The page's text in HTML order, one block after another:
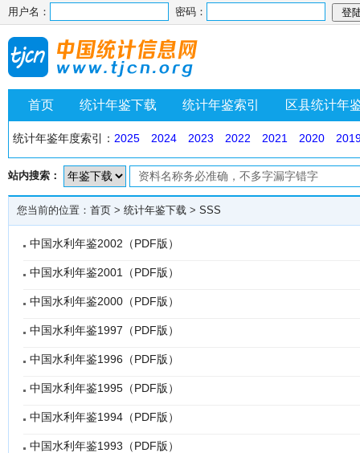
用户名： 密码：
首页 统计年鉴下载 统计年鉴索引 区县统计年
统计年鉴年度索引： 2025 2024 2023 2022 2021 2020
站内搜索：
您当前的位置： 首页 > 统计年鉴下载 > SSS
中国水利年鉴2002（PDF版）
中国水利年鉴2001（PDF版）
中国水利年鉴2000（PDF版）
中国水利年鉴1997（PDF版）
中国水利年鉴1996（PDF版）
中国水利年鉴1995（PDF版）
中国水利年鉴1994（PDF版）
中国水利年鉴1993（PDF版）